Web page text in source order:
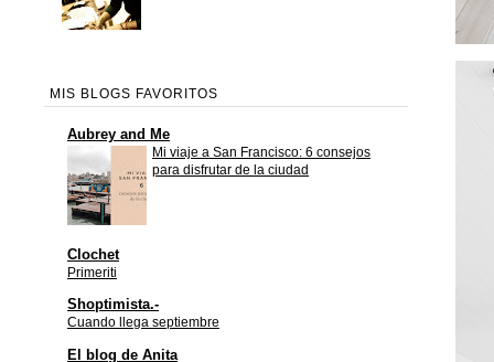
MIS BLOGS FAVORITOS
Aubrey and Me
Mi viaje a San Francisco: 6 consejos
para disfrutar de la ciudad
Clochet
Primeriti
Shoptimista.-
Cuando llega septiembre
El blog de Anita